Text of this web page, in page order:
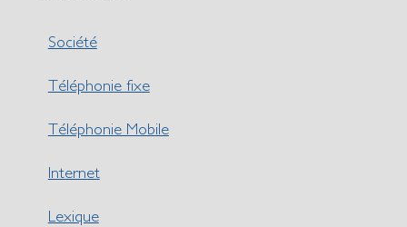
Société
Téléphonie fixe
Téléphonie Mobile
Internet
Lexique